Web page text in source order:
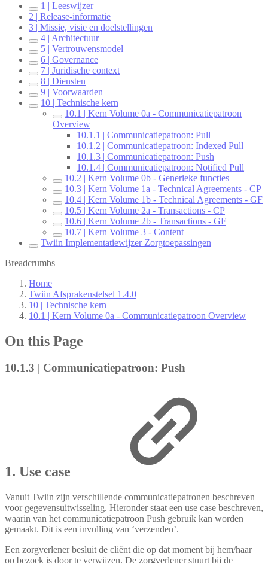
1 | Leeswijzer
2 | Release-informatie
3 | Missie, visie en doelstellingen
4 | Architectuur
5 | Vertrouwensmodel
6 | Governance
7 | Juridische context
8 | Diensten
9 | Voorwaarden
10 | Technische kern
10.1 | Kern Volume 0a - Communicatiepatroon
Overview
10.1.1 | Communicatiepatroon: Pull
10.1.2 | Communicatiepatroon: Indexed Pull
10.1.3 | Communicatiepatroon: Push
10.1.4 | Communicatiepatroon: Notified Pull
10.2 | Kern Volume 0b - Generieke functies
10.3 | Kern Volume 1a - Technical Agreements - CP
10.4 | Kern Volume 1b - Technical Agreements - GF
10.5 | Kern Volume 2a - Transactions - CP
10.6 | Kern Volume 2b - Transactions - GF
10.7 | Kern Volume 3 - Content
Twiin Implementatiewijzer Zorgtoepassingen
Breadcrumbs
Home
Twiin Afsprakenstelsel 1.4.0
10 | Technische kern
10.1 | Kern Volume 0a - Communicatiepatroon Overview
On this Page
10.1.3 | Communicatiepatroon: Push
1. Use case
Vanuit Twiin zijn verschillende communicatiepatronen beschreven
voor gegevensuitwisseling. Hieronder staat een use case beschreven,
waarin van het communicatiepatroon Push gebruik kan worden
gemaakt. Dit is een invulling van ‘verzenden’.
Een zorgverlener besluit de cliënt die op dat moment bij hem/haar
op bezoek is door te verwijzen. De zorgverlener stuurt bij de